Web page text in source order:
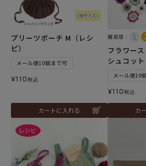
プリーツポーチ M（レシ
ピ）
メール便10個まで可
¥110税込
カートに入れる
難易度：
フラワー
シュコット
メール便10
¥110税込
カ